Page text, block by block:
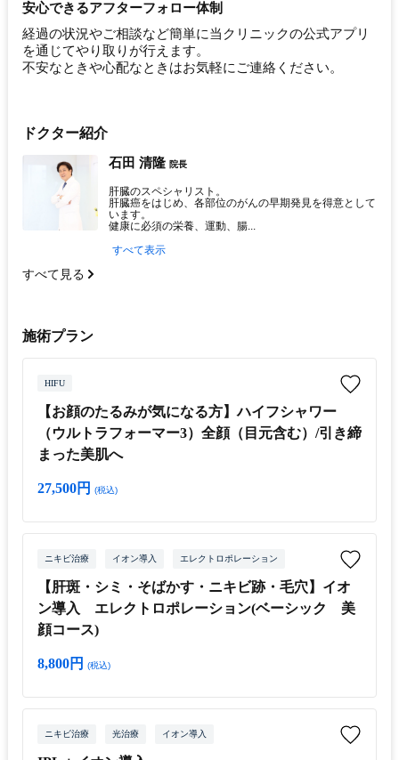
安心できるアフターフォロー体制
経過の状況やご相談など簡単に当クリニックの公式アプリ
を通じてやり取りが行えます。
不安なときや心配なときはお気軽にご連絡ください。
ドクター紹介
石田 清隆 院長
肝臓のスペシャリスト。
肝臓癌をはじめ、各部位のがんの早期発見を得意として
います。
健康に必須の栄養、運動、腸...
すべて表示
すべて見る
施術プラン
HIFU
【お顔のたるみが気になる方】ハイフシャワー
（ウルトラフォーマー3）全顔（目元含む）/引き締
まった美肌へ
27,500円 (税込)
ニキビ治療 イオン導入 エレクトロポレーション
【肝斑・シミ・そばかす・ニキビ跡・毛穴】イオ
ン導入 エレクトロポレーション(ベーシック 美
顔コース)
8,800円 (税込)
ニキビ治療 光治療 イオン導入